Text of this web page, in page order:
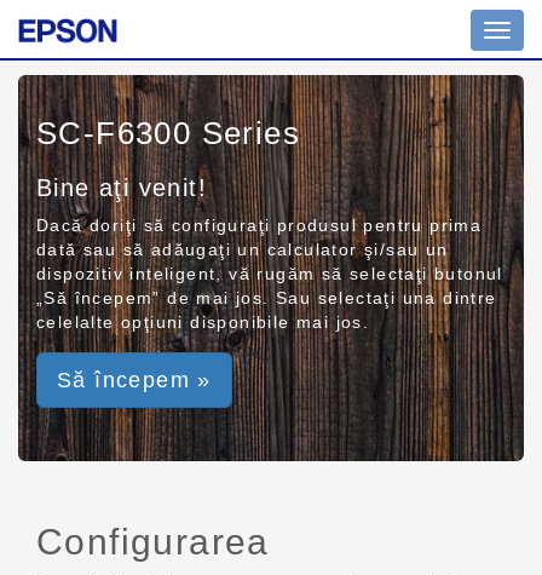
SC-F6300 Series
Bine aţi venit!
Dacă doriţi să configuraţi produsul pentru prima
dată sau să adăugaţi un calculator şi/sau un
dispozitiv inteligent, vă rugăm să selectaţi butonul
„Să începem” de mai jos. Sau selectaţi una dintre
celelalte opţiuni disponibile mai jos.
Să începem »
Configurarea